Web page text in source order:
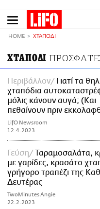
LIFO SHOP
NEWSLETTER
ΜΙΚΡΟΠΡΑΓΜΑΤΑ
THE GOOD LIFO
LIFOLAND
ΕΙΔΗΣΕΙΣ
CULTURE
ΑΠΟΨΕΙΣ
ΤΡΟΠΟΣ ΖΩΗΣ
PODCASTS
Plus
HOME ΧΤΑΠΟΔΙ
ΧΤΑΠΟΔΙ
Περιβάλλον
Γιατί τα
χταπόδια
μόλις κάνουν αυγά; (Και
πεθαίνουν πριν
LifO Newsroom
12.4.2023
Γεύση
Ταραμοσαλάτα,
με γαρίδες, κρασάτο
γρήγορο τραπέζι της
Δευτέρας
TwoMinutes Angie
22.2.2023